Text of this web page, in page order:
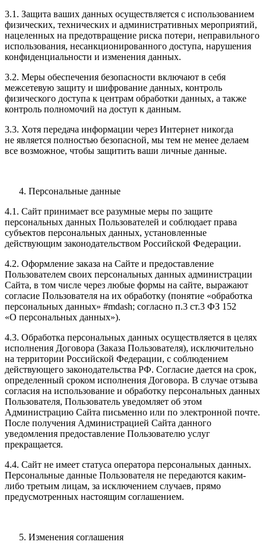
3.1. Защита ваших данных осуществляется с использованием
физических, технических и административных мероприятий,
нацеленных на предотвращение риска потери, неправильного
использования, несанкционированного доступа, нарушения
конфиденциальности и изменения данных.
3.2. Меры обеспечения безопасности включают в себя
межсетевую защиту и шифрование данных, контроль
физического доступа к центрам обработки данных, а также
контроль полномочий на доступ к данным.
3.3. Хотя передача информации через Интернет никогда
не является полностью безопасной, мы тем не менее делаем
все возможное, чтобы защитить ваши личные данные.
Персональные данные
4.1. Сайт принимает все разумные меры по защите
персональных данных Пользователей и соблюдает права
субъектов персональных данных, установленные
действующим законодательством Российской Федерации.
4.2. Оформление заказа на Сайте и предоставление
Пользователем своих персональных данных администрации
Сайта, в том числе через любые формы на сайте, выражают
согласие Пользователя на их обработку (понятие «обработка
персональных данных» #mdash; согласно п.3 ст.3 ФЗ 152
«О персональных данных»).
4.3. Обработка персональных данных осуществляется в целях
исполнения Договора (Заказа Пользователя), исключительно
на территории Российской Федерации, с соблюдением
действующего законодательства РФ. Согласие дается на срок,
определенный сроком исполнения Договора. В случае отзыва
согласия на использование и обработку персональных данных
Пользователя, Пользователь уведомляет об этом
Администрацию Сайта письменно или по электронной почте.
После получения Администрацией Сайта данного
уведомления предоставление Пользователю услуг
прекращается.
4.4. Сайт не имеет статуса оператора персональных данных.
Персональные данные Пользователя не передаются каким-
либо третьим лицам, за исключением случаев, прямо
предусмотренных настоящим соглашением.
Изменения соглашения